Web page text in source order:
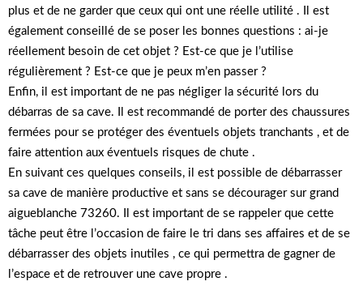
plus et de ne garder que ceux qui ont une réelle utilité . Il est
également conseillé de se poser les bonnes questions : ai-je
réellement besoin de cet objet ? Est-ce que je l’utilise
régulièrement ? Est-ce que je peux m’en passer ?
Enfin, il est important de ne pas négliger la sécurité lors du
débarras de sa cave. Il est recommandé de porter des chaussures
fermées pour se protéger des éventuels objets tranchants , et de
faire attention aux éventuels risques de chute .
En suivant ces quelques conseils, il est possible de débarrasser
sa cave de manière productive et sans se décourager sur grand
aigueblanche 73260. Il est important de se rappeler que cette
tâche peut être l’occasion de faire le tri dans ses affaires et de se
débarrasser des objets inutiles , ce qui permettra de gagner de
l’espace et de retrouver une cave propre .